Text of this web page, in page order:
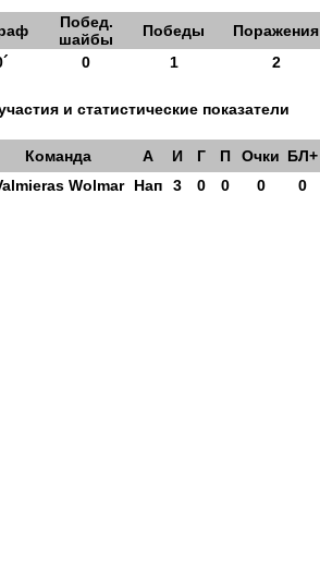
Побед.
шайбы
Победы Поражения
0 1 2
и статистические показатели
Команда А И Г П Очки БЛ+
Wolmar Нап 3 0 0 0 0